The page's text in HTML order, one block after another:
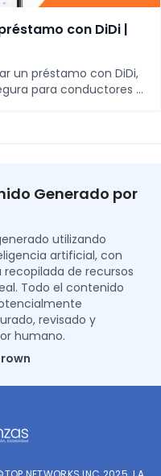
con DiDi |
un préstamo con DiDi,
para conductores y
Generado por
utilizando
artificial, con
de recursos
Todo el contenido
revisado y
humano.